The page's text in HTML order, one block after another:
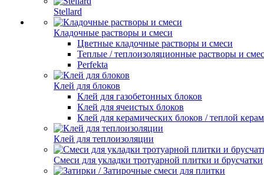
Stellard
Кладочные растворы и смеси
Цветные кладочные растворы и смеси
Теплые / теплоизоляционные растворы и
Perfekta
Клей для блоков
Клей для газобетонных блоков
Клей для ячеистых блоков
Клей для керамических блоков / теплой
Клей для теплоизоляции
Смеси для укладки тротуарной плитки и брусчатки